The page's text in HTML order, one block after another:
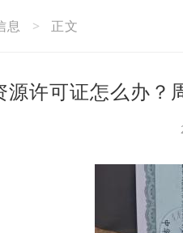
息 > 正文
源许可证怎么办